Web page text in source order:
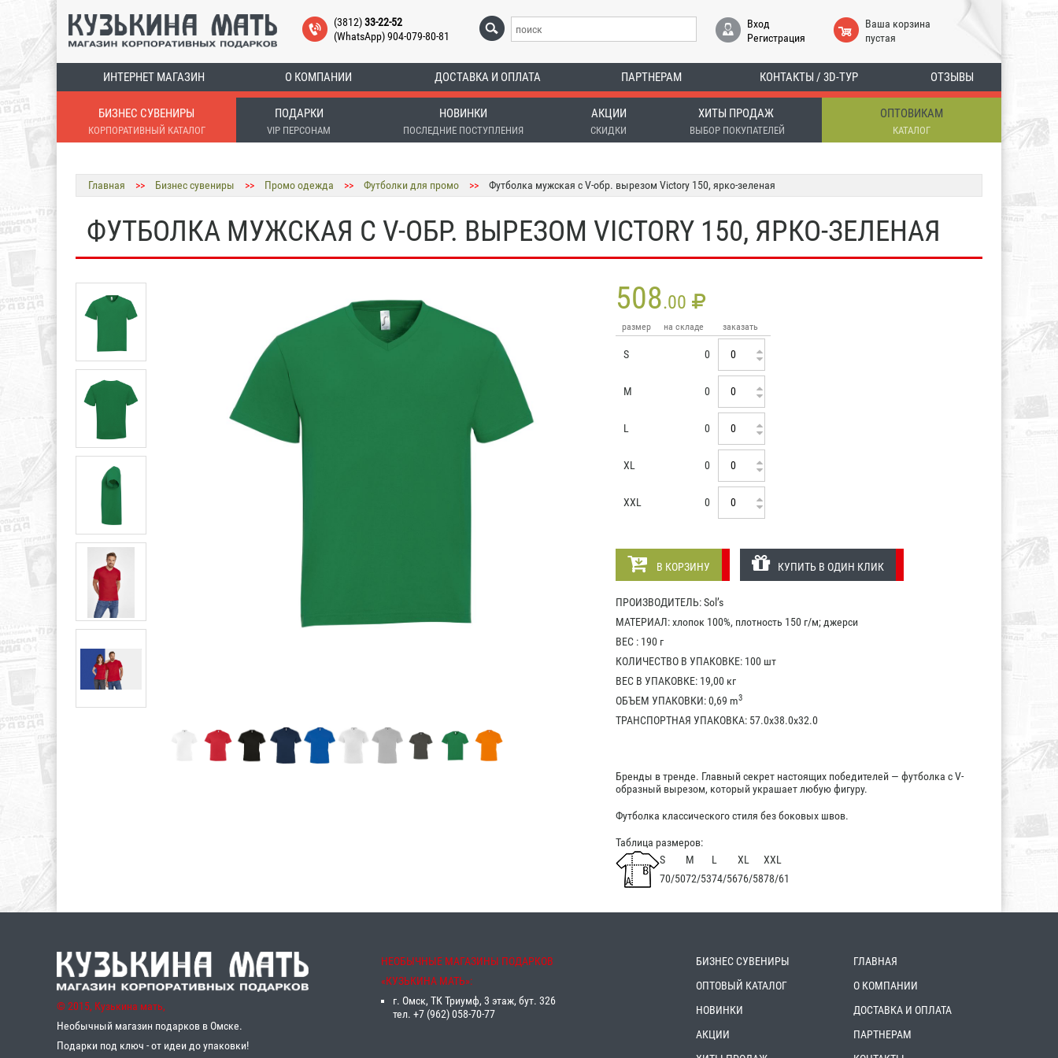
(3812)33-22-52
(WhatsApp) 904-079-80-81
Вход
Регистрация
Ваша корзина
пустая
ИНТЕРНЕТ МАГАЗИН О КОМПАНИИ ДОСТАВКА И ОПЛАТА ПАРТНЕРАМ КОНТАКТЫ / 3D-ТУР ОТЗЫВЫ
БИЗНЕС СУВЕНИРЫ
КОРПОРАТИВНЫЙ КАТАЛОГ
ПОДАРКИ
VIP ПЕРСОНАМ
НОВИНКИ
ПОСЛЕДНИЕ ПОСТУПЛЕНИЯ
АКЦИИ
СКИДКИ
ХИТЫ ПРОДАЖ
ВЫБОР ПОКУПАТЕЛЕЙ
ОПТОВИКАМ
КАТАЛОГ
Главная >> Бизнес сувениры >> Промо одежда >> Футболки для промо >> Футболка мужская с V-обр. вырезом Victory 150, ярко-зеленая
ФУТБОЛКА МУЖСКАЯ С V-ОБР. ВЫРЕЗОМ VICTORY 150, ЯРКО-ЗЕЛЕНАЯ
508.00
размер на складе заказать
S 0
M 0
L 0
XL 0
XXL 0
В КОРЗИНУ КУПИТЬ В ОДИН КЛИК
ПРОИЗВОДИТЕЛЬ: Sol’s
МАТЕРИАЛ: хлопок 100%, плотность 150 г/м; джерси
ВЕС : 190 г
КОЛИЧЕСТВО В УПАКОВКЕ: 100 шт
ВЕС В УПАКОВКЕ: 19,00 кг
ОБЪЕМ УПАКОВКИ: 0,69 m3
ТРАНСПОРТНАЯ УПАКОВКА: 57.0x38.0x32.0
Бренды в тренде. Главный секрет настоящих победителей — футболка с V-
образный вырезом, который украшает любую фигуру.
Футболка классического стиля без боковых швов.
Таблица размеров:
S
M L XL
XXL
70/5072/5374/5676/5878/61
© 2015, Кузькина мать,
Необычный магазин подарков в Омске.
Подарки под ключ - от идеи до упаковки!
НЕОБЫЧНЫЕ МАГАЗИНЫ ПОДАРКОВ
«‎КУЗЬКИНА МАТЬ»‎:
г. Омск, ТК Триумф, 3 этаж, бут. 326
тел. +7 (962) 058-70-77
БИЗНЕС СУВЕНИРЫ
ОПТОВЫЙ КАТАЛОГ
НОВИНКИ
АКЦИИ
ГЛАВНАЯ
О КОМПАНИИ
ДОСТАВКА И ОПЛАТА
ПАРТНЕРАМ